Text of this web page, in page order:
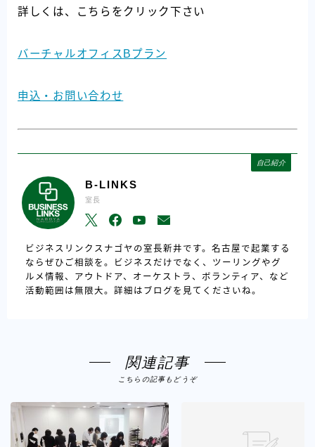
詳しくは、こちらをクリック下さい
バーチャルオフィスBプラン
申込・お問い合わせ
自己紹介
B-LINKS
室長
ビジネスリンクスナゴヤの室長新井です。名古屋で起業する
ならぜひご相談を。ビジネスだけでなく、ツーリングやグ
ルメ情報、アウトドア、オーケストラ、ボランティア、など
活動範囲は無限大。詳細はブログを見てくださいね。
関連記事
こちらの記事もどうぞ